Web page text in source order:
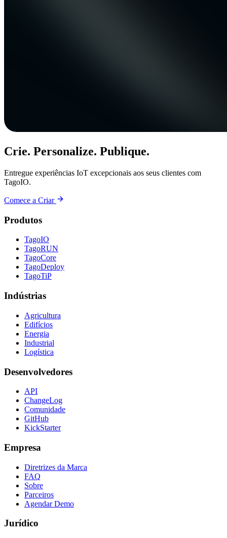
Crie. Personalize. Publique.
Entregue experiências IoT excepcionais aos seus clientes com
TagoIO.
Comece a Criar
Produtos
TagoIO
TagoRUN
TagoCore
TagoDeploy
TagoTiP
Indústrias
Agricultura
Edifícios
Energia
Industrial
Logística
Desenvolvedores
API
ChangeLog
Comunidade
GitHub
KickStarter
Empresa
Diretrizes da Marca
FAQ
Sobre
Parceiros
Agendar Demo
Jurídico